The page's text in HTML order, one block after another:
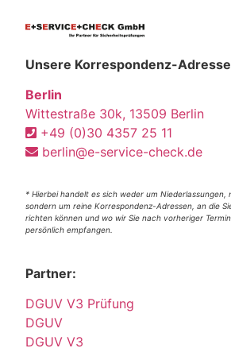
Unsere Korrespondenz-
Berlin
Wittestraße 30k, 13509 Berlin
+49 (0)30 4357 25 11
berlin@e-service-check.de
* Hierbei handelt es sich weder um Niederlassungen,
sondern um reine Korrespondenz-Adressen, an die
richten können und wo wir Sie nach vorheriger
persönlich empfangen.
Partner:
DGUV V3 Prüfung
DGUV
DGUV V3